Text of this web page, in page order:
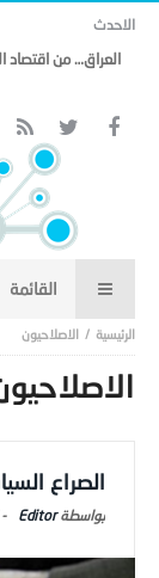
الاحدث
العراق… من اقتصاد
الاصلاحيون
الصراع
Editor